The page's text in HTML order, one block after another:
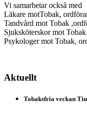
Vi samarbetar också med
Läkare motTobak,
Tandvård mot Tobak
Sjuksköterskor mot
Psykologer mot Tobak,
Aktuellt
Tobaksfria veckan